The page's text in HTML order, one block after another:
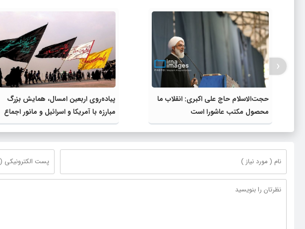
حجت‌الاسلام حاج علی اکبری: انقلاب ما
محصول مکتب عاشورا است
پیاده‌روی اربعین امسال، همایش بزرگ
مبارزه با آمریکا و اسرائیل و مانور اجماع
جبهه مقاومت و ملت‌های آزادی‌خواه در
‹